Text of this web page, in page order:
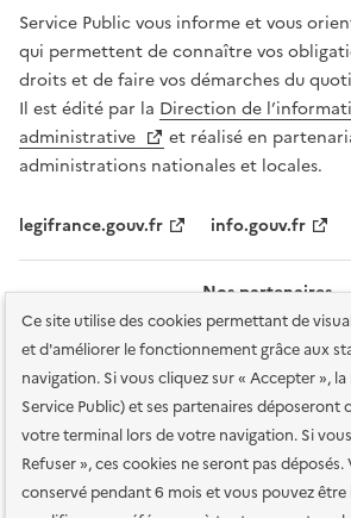
Ce site utilise des cookies permettant de
et d'améliorer le fonctionnement grâce aux
navigation. Si vous cliquez sur « Accepter »,
Service Public) et ses partenaires déposeront
votre terminal lors de votre navigation. Si
Refuser », ces cookies ne seront pas
conservé pendant 6 mois et vous pouvez
Service Public vous informe et vous
qui permettent de connaître vos
droits et de faire vos démarches du
Il est édité par la Direction de
administrative
et réalisé en
administrations nationales et locales.
legifrance.gouv.fr info.gouv.fr
Nos partenaires
Plan du site Accessibilité : totalement conforme
services en ligne Mentions légales Données